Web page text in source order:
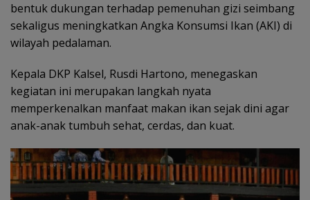
bentuk dukungan terhadap pemenuhan gizi seimbang
sekaligus meningkatkan Angka Konsumsi Ikan (AKI) di
wilayah pedalaman.
Kepala DKP Kalsel, Rusdi Hartono, menegaskan
kegiatan ini merupakan langkah nyata
memperkenalkan manfaat makan ikan sejak dini agar
anak-anak tumbuh sehat, cerdas, dan kuat.